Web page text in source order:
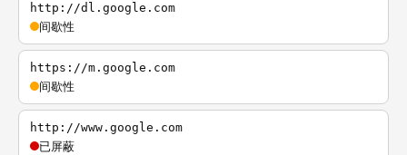
http://dl.google.com
间歇性
https://m.google.com
间歇性
http://www.google.com
已屏蔽